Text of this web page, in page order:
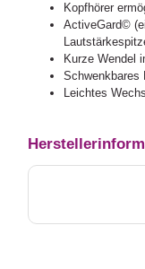
Kopfhörer
ActiveGard©
Kurze Wendel
Schwenkbares
Leichtes